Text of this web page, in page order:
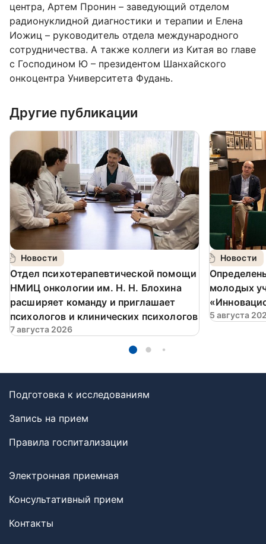
центра, Артем Пронин – заведующий отделом
радионуклидной диагностики и терапии и Елена
Иожиц – руководитель отдела международного
сотрудничества. А также коллеги из Китая во главе
с Господином Ю – президентом Шанхайского
онкоцентра Университета Фудань.
Другие публикации
Новости
️Отдел психотерапевтической помощи
НМИЦ онкологии им. Н. Н. Блохина
расширяет команду и приглашает
психологов и клинических психологов
7 августа 2026
Новости
молодых
5 августа
Подготовка к исследованиям
Запись на прием
Правила госпитализации
Электронная приемная
Консультативный прием
Контакты